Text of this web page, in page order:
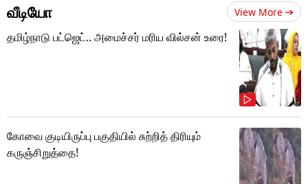
வீடியோ View More
தமிழ்நாடு பட்ஜெட்.. அமைச்சர் மரிய வில்சன் உரை!
கோவை குடியிருப்பு பகுதியில் சுற்றித் திரியும்
கருஞ்சிறுத்தை!